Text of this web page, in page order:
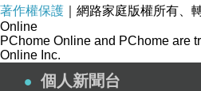
著作權保護 ｜網路家庭版權所有、
Online
PChome Online and PChome are
Online Inc.
個人新聞台